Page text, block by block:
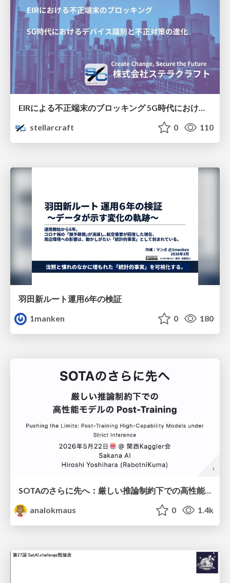
EIRによる不正端末のブロッキング 5G時代におけるデバイス識別と不正対策の進化
stellarcraft
0 110
羽田新ルート運用6年の検証
1manken
0 180
SOTAのさらに先へ：厳しい推論制約下での高性能モデルのPost-Training
analokmaus
0 1.4k